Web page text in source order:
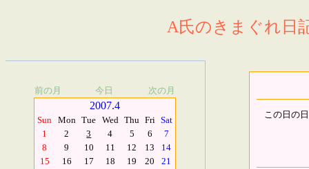
A氏のきまぐれ日
前の月 今日 次の月
2007.4
Sun Mon Tue Wed Thu Fri Sat
1
2 3 4 5 6
7
8
9 10 11 12 13
14
15
16 17 18 19 20
21
この日の